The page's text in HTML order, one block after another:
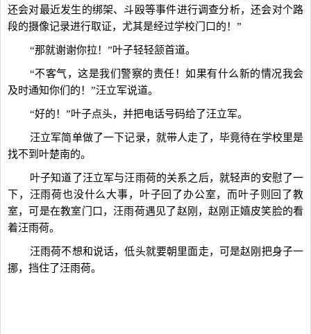
还会对最近发生的绑架、斗殴等事件进行调查分析，还会对个路
段的摄像记录进行取证，尤其是经过学校门口的！”
“那就谢谢你拉！”叶子轻轻颔首道。
“不客气，这是我们警察的责任！如果有什么新的情况我会
及时通知你们的！”汪立军说道。
“好的！”叶子点头，并把电话号码给了汪立军。
汪立军简单做了一下记录，就带人走了，毕竟待在学校里是
找不到叶楚南的。
叶子知道了汪立军与汪雨荷的关系之后，就轻声的安慰了一
下，汪雨荷也没什么大事，叶子回了办公室，而叶子则回了教
室，可是在教室门口，汪雨荷遇见了赵刚，赵刚正嬉皮笑脸的看
着汪雨荷。
汪雨荷不想和说话，低头就要朝里面走，可是赵刚把身子一
挪，挡住了汪雨荷。